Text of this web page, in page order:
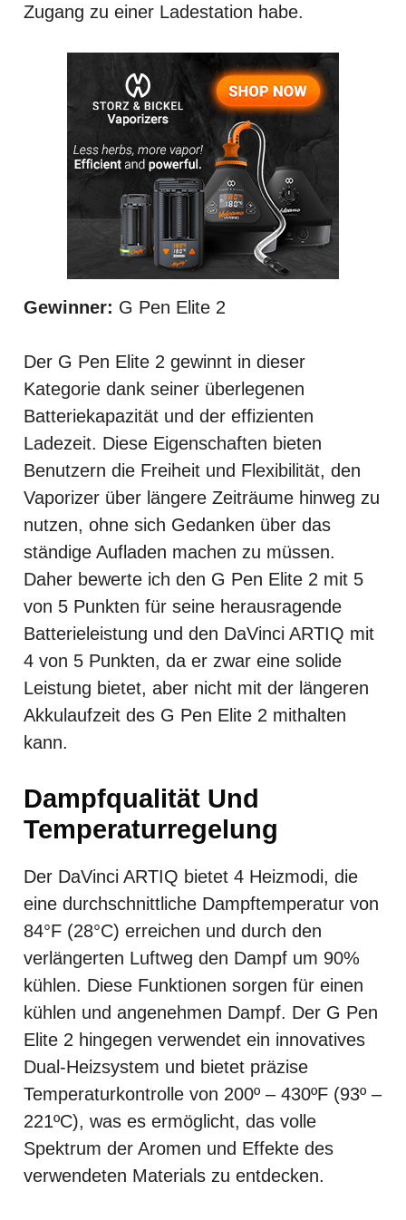
Zugang zu einer Ladestation habe.
Gewinner: G Pen Elite 2
Der G Pen Elite 2 gewinnt in dieser
Kategorie dank seiner überlegenen
Batteriekapazität und der effizienten
Ladezeit. Diese Eigenschaften bieten
Benutzern die Freiheit und Flexibilität, den
Vaporizer über längere Zeiträume hinweg zu
nutzen, ohne sich Gedanken über das
ständige Aufladen machen zu müssen.
Daher bewerte ich den G Pen Elite 2 mit 5
von 5 Punkten für seine herausragende
Batterieleistung und den DaVinci ARTIQ mit
4 von 5 Punkten, da er zwar eine solide
Leistung bietet, aber nicht mit der längeren
Akkulaufzeit des G Pen Elite 2 mithalten
kann.
Dampfqualität Und
Temperaturregelung
Der DaVinci ARTIQ bietet 4 Heizmodi, die
eine durchschnittliche Dampftemperatur von
84°F (28°C) erreichen und durch den
verlängerten Luftweg den Dampf um 90%
kühlen. Diese Funktionen sorgen für einen
kühlen und angenehmen Dampf. Der G Pen
Elite 2 hingegen verwendet ein innovatives
Dual-Heizsystem und bietet präzise
Temperaturkontrolle von 200º – 430ºF (93º –
221ºC), was es ermöglicht, das volle
Spektrum der Aromen und Effekte des
verwendeten Materials zu entdecken.